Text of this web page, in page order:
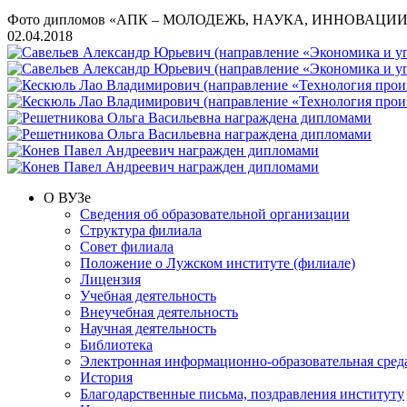
Фото дипломов «АПК – МОЛОДЕЖЬ, НАУКА,
02.04.2018
О ВУЗе
Сведения об образовательной организации
Структура филиала
Совет филиала
Положение о Лужском институте (филиале)
Лицензия
Учебная деятельность
Внеучебная деятельность
Научная деятельность
Библиотека
Электронная информационно-образовательная
История
Благодарственные письма, поздравления институту